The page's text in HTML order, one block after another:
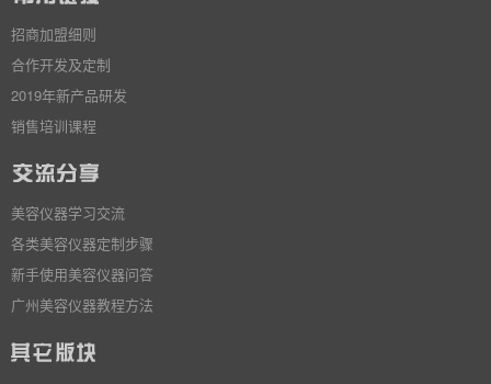
招商加盟细则
合作开发及定制
2019年新产品研发
销售培训课程
美容仪器学习交流
各类美容仪器定制步骤
新手使用美容仪器问答
广州美容仪器教程方法